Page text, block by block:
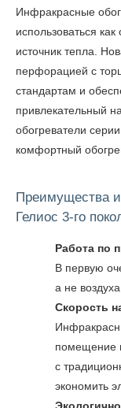
Инфракрасные
использоваться
источник тепла.
перфорацией с
стандартам и
привлекательный
обогреватели
комфортный
Преимущества
Гелиос 3-го
Работа по
В первую
а не воздуха
Скорость
помещение
с
экономить